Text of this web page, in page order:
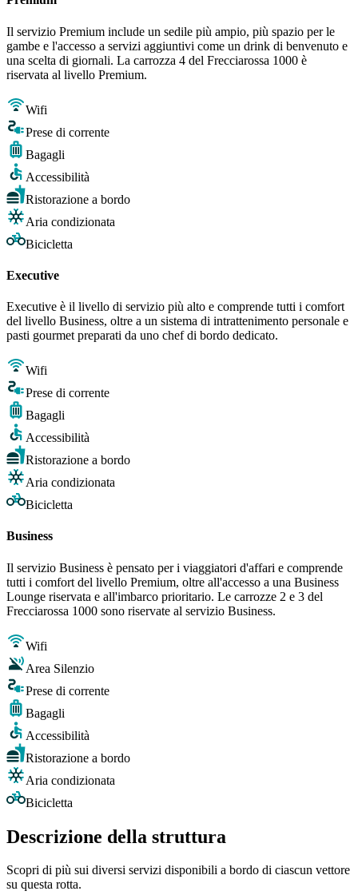
Il servizio Premium include un sedile più ampio, più spazio per le
gambe e l'accesso a servizi aggiuntivi come un drink di benvenuto e
una scelta di giornali. La carrozza 4 del Frecciarossa 1000 è
riservata al livello Premium.
Wifi
Prese di corrente
Bagagli
Accessibilità
Ristorazione a bordo
Aria condizionata
Bicicletta
Executive
Executive è il livello di servizio più alto e comprende tutti i comfort
del livello Business, oltre a un sistema di intrattenimento personale e
pasti gourmet preparati da uno chef di bordo dedicato.
Wifi
Prese di corrente
Bagagli
Accessibilità
Ristorazione a bordo
Aria condizionata
Bicicletta
Business
Il servizio Business è pensato per i viaggiatori d'affari e comprende
tutti i comfort del livello Premium, oltre all'accesso a una Business
Lounge riservata e all'imbarco prioritario. Le carrozze 2 e 3 del
Frecciarossa 1000 sono riservate al servizio Business.
Wifi
Area Silenzio
Prese di corrente
Bagagli
Accessibilità
Ristorazione a bordo
Aria condizionata
Bicicletta
Descrizione della struttura
Scopri di più sui diversi servizi disponibili a bordo di ciascun vettore
su questa rotta.